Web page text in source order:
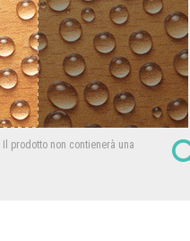
Il prodotto non contienerà una